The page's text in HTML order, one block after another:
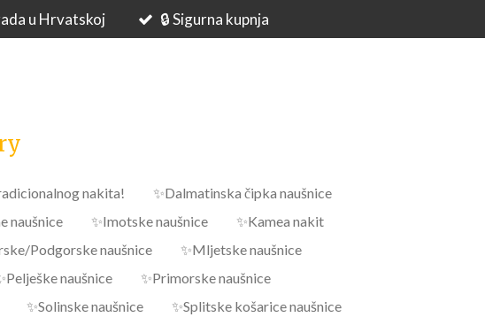
u Hrvatskoj 🔒 Sigurna kupnja
nakita!
✨Dalmatinska čipka naušnice
naušnice ✨Imotske naušnice
✨Kamea nakit
Podgorske naušnice
✨Mljetske naušnice
naušnice
✨Primorske naušnice
✨Solinske naušnice
✨Splitske košarice naušnice